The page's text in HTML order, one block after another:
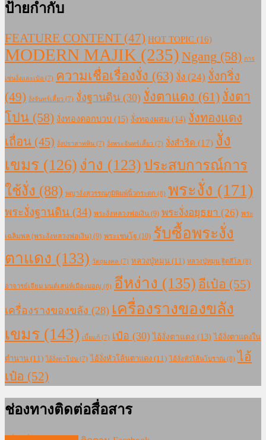
ป้ายกำกับ
FEATURE CONTENT (47) HOT TOPIC (16)
MODERN MAJIK (235) Ngang (58) การ
เซ่นงั่งและเป๋อ (7) ความเชื่อเรื่องงั่ง (63) งั่ง (24) งั่งกริ่ง
(49) งั่งจันทร์เสี้ยว (7) งั่งฐานดิน (30) งั่งตาแดง (61) งั่งตา
โปน (58) งั่งทองดอกบวบ (15) งั่งทองผสม (14) งั่งทองแดง
เถื่อน (45) งั่งปราสาทหิน (7) งั่งพระจันทร์เสี้ยว (7) งั่งสำริด (17) งั่ง
เขมร (126) ง่าง (123) ประสบการณ์การ
ใช้งั่ง (88) พญางั่งสุวรรณภูมิพิมพ์นิ้วกระดก (8) พระงั่ง (171)
พระงั่งฐานดิน (34) พระงั่งหลวงพ่อเงิน (9) พระงั่งอยุธยา (26) พระ
เฉลิมพล (พระงั่งหลวงพ่อเงิน) (9) พระเชษโฐ (10) รับซื้อพระงั่ง
ตาแดง (133) วัตถุมงคล (7) หลวงปู่หมุน (11) หลวงปู่หมุน ฐิตสีโล (8)
อาจารย์เจียม มนต์เสน่ห์เมืองมอญ (8) อีหง่าง (135) อีเป๋อ (55)
เครื่องรางของขลัง (28) เครื่องรางของขลัง
เขมร (143) เบี้ยแก้ (7) เป๋อ (30) ไอ้งั่งตาแดง (13) ไอ้งั่งตาแดงใน
ตำนาน (11) ไอ้งั่งตาโปน (7) ไอ้งั่งหัวโล้นตาแดง (11) ไอ้งั่งหัวโล้นโบราณ (8) ไอ้
เป๋อ (52)
ช่องทางติดต่อสื่อสาร